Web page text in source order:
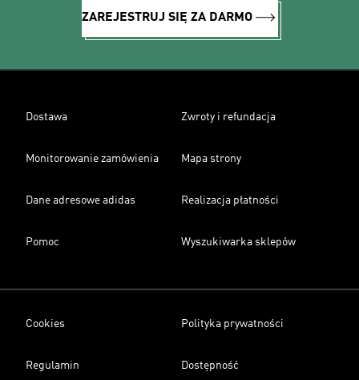
ZAREJESTRUJ SIĘ ZA DARMO
Dostawa Zwroty i refundacja
Monitorowanie zamówienia Mapa strony
Dane adresowe adidas Realizacja płatności
Pomoc Wyszukiwarka sklepów
Cookies Polityka prywatności
Regulamin Dostępność